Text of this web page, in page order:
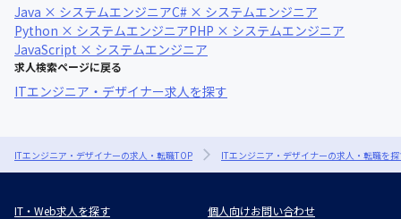
Java × システムエンジニアC# × システムエンジニア
Python × システムエンジニアPHP × システムエンジニア
JavaScript × システムエンジニア
求人検索ページに戻る
ITエンジニア・デザイナー求人を探す
ITエンジニア・デザイナーの求人・転職TOP ITエンジニア・デザイナーの求人・転職を
IT・Web求人を探す
個人向けお問い合わせ